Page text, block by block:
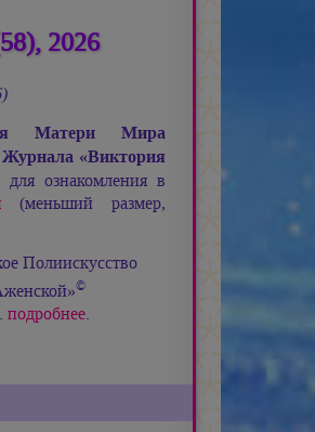
2026
Матери Мира
«Виктория
ознакомления в
(меньший размер,
Полиискусство
©
подробнее.